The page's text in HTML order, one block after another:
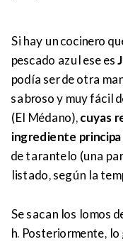
Si hay un cocinero
pescado azul ese es
podía ser de otra
sabroso y muy fácil
(El Médano),cuyas
ingrediente
de tarantelo (una
listado, según la
Se sacan los lomos
h. Posteriormente,